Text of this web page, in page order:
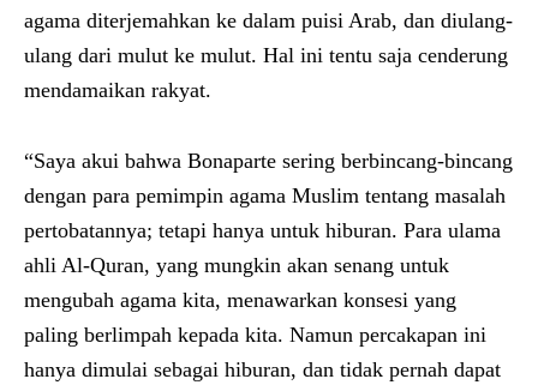
agama diterjemahkan ke dalam puisi Arab, dan diulang-
ulang dari mulut ke mulut. Hal ini tentu saja cenderung
mendamaikan rakyat.
“Saya akui bahwa Bonaparte sering berbincang-bincang
dengan para pemimpin agama Muslim tentang masalah
pertobatannya; tetapi hanya untuk hiburan. Para ulama
ahli Al-Quran, yang mungkin akan senang untuk
mengubah agama kita, menawarkan konsesi yang
paling berlimpah kepada kita. Namun percakapan ini
hanya dimulai sebagai hiburan, dan tidak pernah dapat